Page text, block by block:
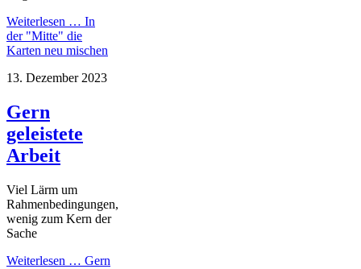
Weiterlesen … In
der "Mitte" die
Karten neu mischen
13. Dezember 2023
Gern
geleistete
Arbeit
Viel Lärm um
Rahmenbedingungen,
wenig zum Kern der
Sache
Weiterlesen … Gern